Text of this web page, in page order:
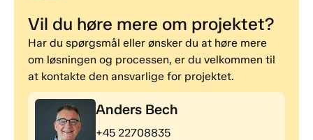
Vil du høre mere om projektet?
Har du spørgsmål eller ønsker du at høre mere
om løsningen og processen, er du velkommen til
at kontakte den ansvarlige for projektet.
Anders Bech
+45 22708835